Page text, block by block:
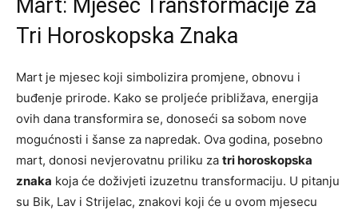
Mart: Mjesec Transformacije za
Tri Horoskopska Znaka
Mart je mjesec koji simbolizira promjene, obnovu i
buđenje prirode. Kako se proljeće približava, energija
ovih dana transformira se, donoseći sa sobom nove
mogućnosti i šanse za napredak. Ova godina, posebno
mart, donosi nevjerovatnu priliku za tri horoskopska
znaka koja će doživjeti izuzetnu transformaciju. U pitanju
su Bik, Lav i Strijelac, znakovi koji će u ovom mjesecu